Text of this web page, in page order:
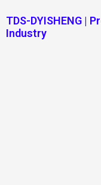
TDS-DYISHENG |
Industry